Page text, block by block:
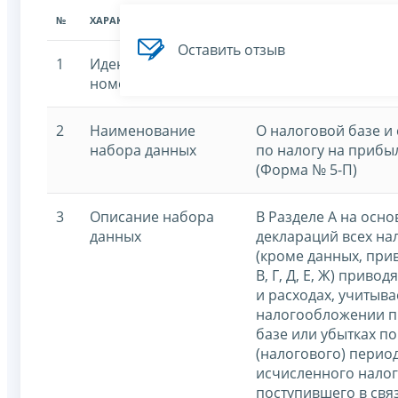
№ ХАРАКТЕРИСТИКА
1
Идентификационный
номер
2
Наименование
набора данных
О налоговой базе и
по налогу на
(Форма № 5-П)
3
Описание набора
данных
В Разделе А на
деклараций всех
(кроме данных,
В, Г, Д, Е, Ж)
и расходах,
налогообложении
базе или убытках
(налогового)
исчисленного
поступившего в
Оставить отзыв